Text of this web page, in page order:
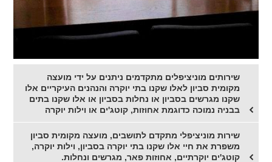
שירותים מוניציפלים מתקדמים ניתנים על ידי מועצה
מקומית סביון לאלו שקנו בתי יוקרה והנהנים העיקריים אלו
שקנו מגרשים בסביון או נחלות בסביון או אלו שקנו בתים
בבניה נמוכה כדוגמת אחוזות, קוטג'ים או וילות יוקרה
שירות מוניציפלי מתקדם לתושבים, מועצה מקומית סביון
משפרת את חיי אלו שקנו בתי יוקרה בסביון, וילות יוקרה,
קוטג'ים יוקרתיים, אחוזות פאר, מגרשים ונחלות.